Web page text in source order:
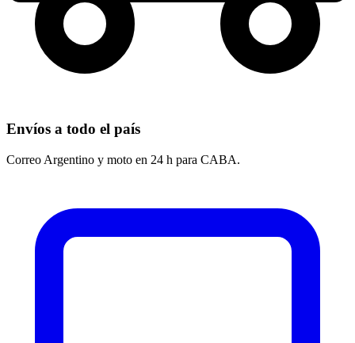
Envíos a todo el país
Correo Argentino y moto en 24 h para CABA.